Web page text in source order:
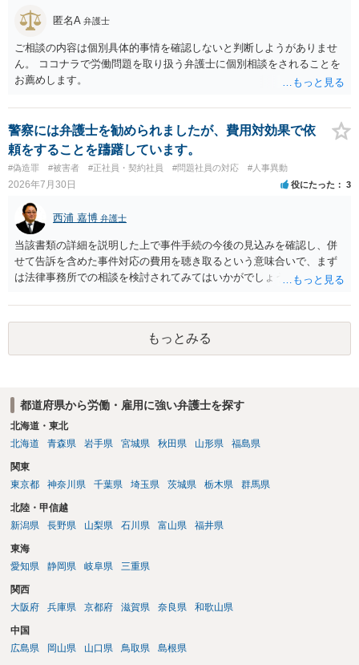
の重大な契約違反がある場合は、実損害の範囲で請求される可能性は
あります。
災での第三者行為傷害（同僚の不注意等による事故）の場合は、当該
第三者の賠償責任も考えられます。 労災で支払われた分は、損害額か
ら控除（損益相殺）されますが、それを超えた部分は、会社もしく
は、第三者から支払ってもらうことになります。 会社等との交渉が必
要になると思います（良い会社でしたら、自ら話してくると思います
の弁護士にご相談ください。 以上、ご参考まで。
匿名A 弁護士
ご相談の内容は個別具体的事情を確認しないと判断しようがありませ
ん。 ココナラで労働問題を取り扱う弁護士に個別相談をされることを
お薦めします。
警察には弁護士を勧められましたが、費用対効果で依
頼をすることを躊躇しています。
#偽造罪 #被害者 #正社員・契約社員 #問題社員の対応 #人事異動
2026年7月30日 役にたった 3
西浦 嘉博 弁護士
当該書類の詳細を説明した上で事件手続の今後の見込みを確認し、併
せて告訴を含めた事件対応の費用を聴き取るという意味合いで、まず
は法律事務所での相談を検討されてみてはいかがでしょうか。 上記、
もっとみる
都道府県から労働・雇用に強い弁護士を探す
北海道・東北
北海道
青森県 岩手県 宮城県 秋田県 山形県 福島県
関東
東京都
神奈川県 千葉県 埼玉県 茨城県 栃木県 群馬県
北陸・甲信越
新潟県
長野県 山梨県 石川県 富山県 福井県
東海
愛知県
静岡県 岐阜県 三重県
関西
大阪府
兵庫県 京都府 滋賀県 奈良県 和歌山県
中国
広島県
岡山県 山口県 鳥取県 島根県